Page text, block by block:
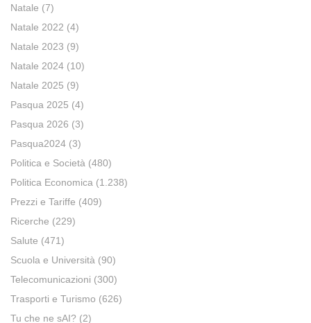
Natale (7)
Natale 2022 (4)
Natale 2023 (9)
Natale 2024 (10)
Natale 2025 (9)
Pasqua 2025 (4)
Pasqua 2026 (3)
Pasqua2024 (3)
Politica e Società (480)
Politica Economica (1.238)
Prezzi e Tariffe (409)
Ricerche (229)
Salute (471)
Scuola e Università (90)
Telecomunicazioni (300)
Trasporti e Turismo (626)
Tu che ne sAI? (2)